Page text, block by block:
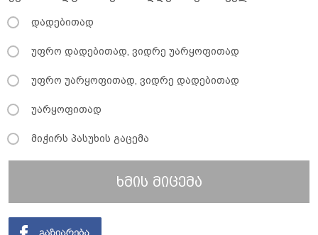
დადებითად
უფრო დადებითად, ვიდრე უარყოფითად
უფრო უარყოფითად, ვიდრე დადებითად
უარყოფითად
მიჭირს პასუხის გაცემა
ხმის მიცემა